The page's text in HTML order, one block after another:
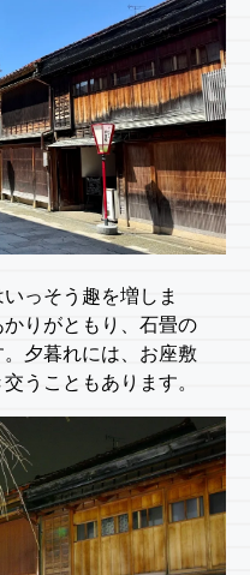
っそう趣を増しま
りがともり、石畳の
夕暮れには、お座敷
うこともあります。